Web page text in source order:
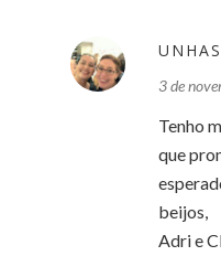
3 de
Tenho
que
beijos,
Adri e